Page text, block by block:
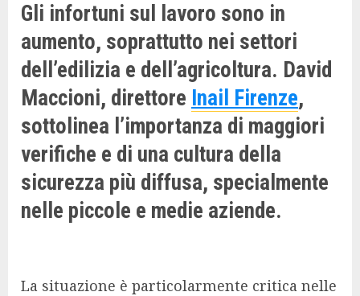
Gli infortuni sul lavoro sono in
aumento, soprattutto nei settori
dell’edilizia e dell’agricoltura. David
Maccioni, direttore Inail Firenze,
sottolinea l’importanza di maggiori
verifiche e di una cultura della
sicurezza più diffusa, specialmente
nelle piccole e medie aziende.
La situazione è particolarmente critica nelle